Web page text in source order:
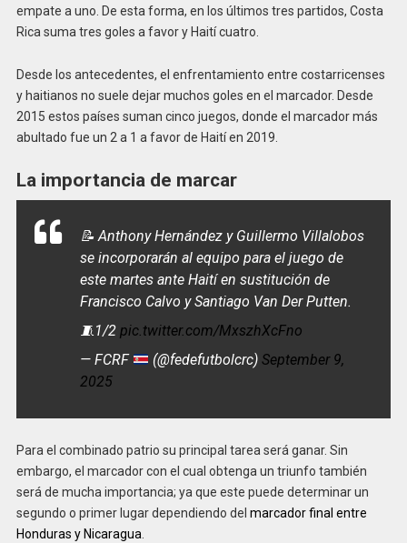
empate a uno. De esta forma, en los últimos tres partidos, Costa
Rica suma tres goles a favor y Haití cuatro.
Desde los antecedentes, el enfrentamiento entre costarricenses
y haitianos no suele dejar muchos goles en el marcador. Desde
2015 estos países suman cinco juegos, donde el marcador más
abultado fue un 2 a 1 a favor de Haití en 2019.
La importancia de marcar
📝 Anthony Hernández y Guillermo Villalobos
se incorporarán al equipo para el juego de
este martes ante Haití en sustitución de
Francisco Calvo y Santiago Van Der Putten.
🧵1/2 pic.twitter.com/MxszhXcFno
— FCRF
(@fedefutbolcrc)September 9,
2025
Para el combinado patrio su principal tarea será ganar. Sin
embargo, el marcador con el cual obtenga un triunfo también
será de mucha importancia; ya que este puede determinar un
segundo o primer lugar dependiendo del marcador final entre
Honduras y Nicaragua.